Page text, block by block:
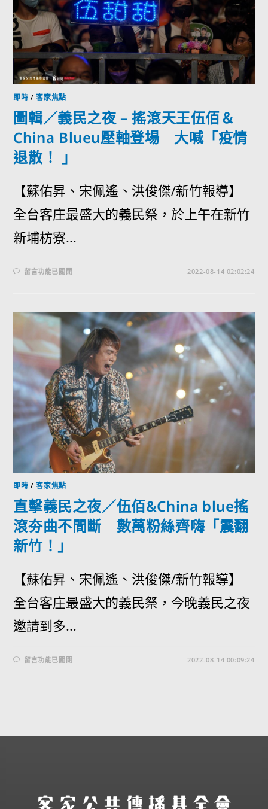
即時 /客家焦點
圖輯／義民之夜 – 搖滾天王伍佰＆
China Blueu壓軸登場 大喊「疫情
退散！ 」
【蘇佑昇、宋佩遙、洪俊傑/新竹報導】
全台客庄最盛大的義民祭，於上午在新竹
新埔枋寮...
留言功能已關閉 2022-08-14 02:02:24
即時 /客家焦點
直擊義民之夜／伍佰&China blue搖
滾夯曲不間斷 數萬粉絲齊嗨「震翻
新竹！」
【蘇佑昇、宋佩遙、洪俊傑/新竹報導】
全台客庄最盛大的義民祭，今晚義民之夜
邀請到多...
留言功能已關閉 2022-08-14 00:09:24